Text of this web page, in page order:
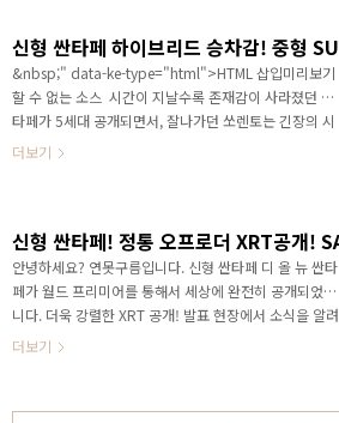
&nbsp;" data-ke-type="html">HTML 삽입미리보기
할 수 없는 소스 시간이 지날수록 존재감이 사라졌던 싼
타페가 5세대 공개되면서, 잘나가던 쏘렌토는 긴장의 시
간을 보내고 있습니다. 부동 1위 쏘렌토는 한치의 양보
입하는 하이브리드 SUV에서 기존 싼타페나 기존 #쏘렌
토하이브리드에 제공되지 않았던 신기술을 알려드리겠
습니다. " data-ke-type="html">HTML 삽입미리보
기할 수 없는 소스승차감이 다른 하이브리드!출처 입
력 패밀리가 이용하는 차량에서 승차감이 가장 중요한
덕목인데, 어떤 기술인지 바로 ..
더보기
안녕하세요? 연못구름입니다. 신형 싼타페 디 올 뉴 싼타
페가 월드 프리미어를 통해서 세상에 완전히 공개되었습
니다. 더욱 강렬한 XRT 공개! 발표 현장에서 소식을 알려
드렸는데..저는 1세대 싼타페를 처음 만났을때의 충격을
시는 구독자 분들이 많아서 알려드리면, 이번달 17일 부
더보기